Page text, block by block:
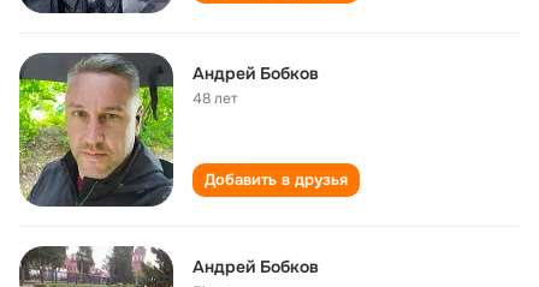
Андрей Бобков
48 лет
Добавить в друзья
Андрей Бобков